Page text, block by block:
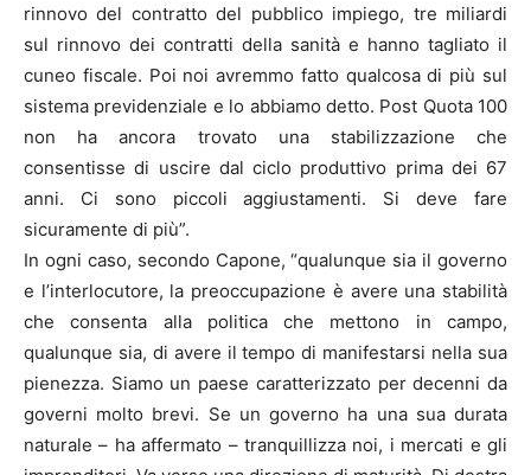
rinnovo del contratto del pubblico impiego, tre miliardi
sul rinnovo dei contratti della sanità e hanno tagliato il
cuneo fiscale. Poi noi avremmo fatto qualcosa di più sul
sistema previdenziale e lo abbiamo detto. Post Quota 100
non ha ancora trovato una stabilizzazione che
consentisse di uscire dal ciclo produttivo prima dei 67
anni. Ci sono piccoli aggiustamenti. Si deve fare
sicuramente di più”.
In ogni caso, secondo Capone, “qualunque sia il governo
e l’interlocutore, la preoccupazione è avere una stabilità
che consenta alla politica che mettono in campo,
qualunque sia, di avere il tempo di manifestarsi nella sua
pienezza. Siamo un paese caratterizzato per decenni da
governi molto brevi. Se un governo ha una sua durata
naturale – ha affermato – tranquillizza noi, i mercati e gli